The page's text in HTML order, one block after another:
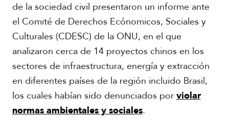
de la sociedad civil presentaron un informe ante
el Comité de Derechos Ecónomicos, Sociales y
Culturales (CDESC) de la ONU, en el que
analizaron cerca de 14 proyectos chinos en los
sectores de infraestructura, energía y extracción
en diferentes países de la región incluido Brasil,
los cuales habían sido denunciados porviolar
normas ambientales y sociales.